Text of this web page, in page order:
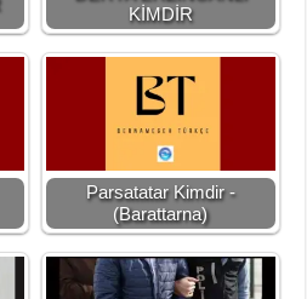
KİMDİR
Parsatatar Kimdir -
(Barattarna)